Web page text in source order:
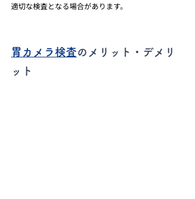
適切な検査となる場合があります。
胃カメラ検査のメリット・デメリ
ット